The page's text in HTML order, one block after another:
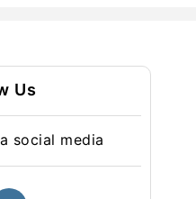
Us
social media